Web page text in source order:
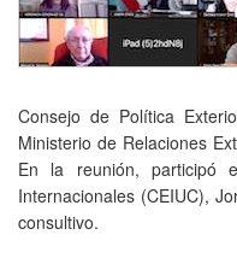
Consejo de Política
Ministerio de Relaciones
En la reunión, participó
Internacionales (CEIUC),
consultivo.